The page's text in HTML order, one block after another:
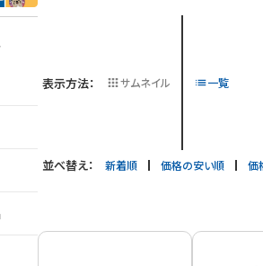
表示方法： サムネイル 一覧
並べ替え： 新着順 価格の安い順 価